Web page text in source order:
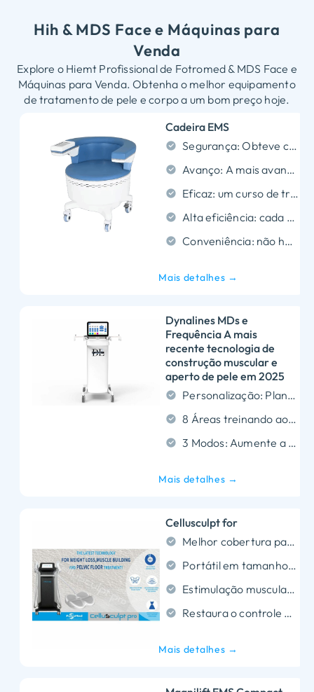
Hih & MDS Face e Máquinas para
Venda
Explore o Hiemt Profissional de Fotromed & MDS Face e
Máquinas para Venda. Obtenha o melhor equipamento
de tratamento de pele e corpo a um bom preço hoje.
Cadeira EMS
Segurança: Obteve certificação internacional de segurança, seguro e sem efeitos colaterais; adequado para homens e mulheres;
Avanço: A mais avançada tecnologia HIFEM não invasiva e não invasiva, sem qualquer dano e desconforto;
Eficaz: um curso de tratamento é melhor do que completar 10,000 Exercícios de Kegel, o efeito do tratamento é mais eficiente;
Alta eficiência: cada tratamento leva apenas 30 minutos, sem dor, sem ferida, sem anestesia, sem período de recuperação;
Conveniência: não há necessidade de tirar as calças durante o tratamento, não há necessidade de trocar de roupa, sem contato e sem constrangimento, apenas faça isso e vá;
Mais detalhes →
Dynalines MDs e
Frequência A mais
recente tecnologia de
construção muscular e
aperto de pele em 2025
Personalização: Planos de treinamento personalizados por nível de condicionamento físico, tipo de corpo, e objetivos.
8 Áreas treinando ao mesmo tempo: Atingir com precisão vários grupos musculares independentes.
3 Modos: Aumente a resistência muscular, fortalecer o núcleo, aumentar a espessura da fibra muscular, e aumentar o metabolismo.
Mais detalhes →
Cellusculpt for
Melhor cobertura para a área de tratamento
Portátil em tamanho e fácil de transportar
Estimulação muscular do assoalho pélvico
Restaura o controle neuromuscular
Mais detalhes →